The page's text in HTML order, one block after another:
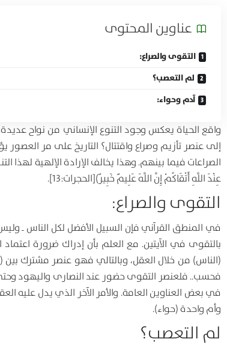
عناوين المحتوی
التقوى والصراع:
لم التعصب؟
آدم وحواء:
واقع الحياة يعكس وجود التنوع الإنساني من نواح
إلى عنصر تأزيم وصراع واقتتال؟ التاريخ على مر
الصراعات فيما بينهم. وهذا يخالف الإرادة الإلهية لهذا
عِنْدَ اللَّهِ أَتْقَاكُمْ إِنَّ اللَّهَ عَلِيمٌ خَبِيرٌ)[الحجرات:13].
التقوى والصراع:
في المنطق القرآني فإن السبيل الأفضل لكل الناس ـ
بالتقوى في الآيتين. مع العلم بأن إدراك ضرورة
(الناس) من خلال العقل، وبالتالي فهو عنصر مشترك
فحسب.. فلعنصر التقوى حضور عند النصارى واليهود
في بعض العناوين العامة. والأمر الآخر الذي يدل عليه
وأم واحدة (حواء).
لم التعصب؟